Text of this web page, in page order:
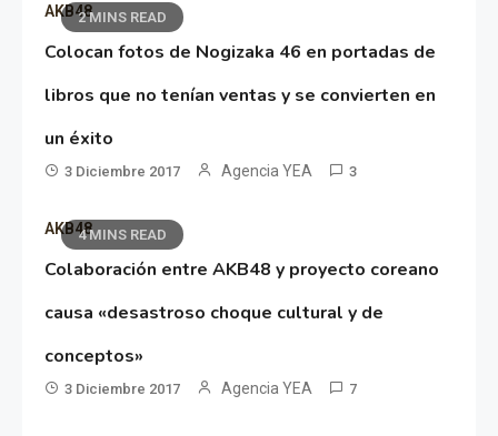
2 MINS READ
AKB48
Colocan fotos de Nogizaka 46 en portadas de
libros que no tenían ventas y se convierten en
un éxito
3 Diciembre 2017 Agencia YEA 3
4 MINS READ
AKB48
Colaboración entre AKB48 y proyecto coreano
causa «desastroso choque cultural y de
conceptos»
3 Diciembre 2017 Agencia YEA 7